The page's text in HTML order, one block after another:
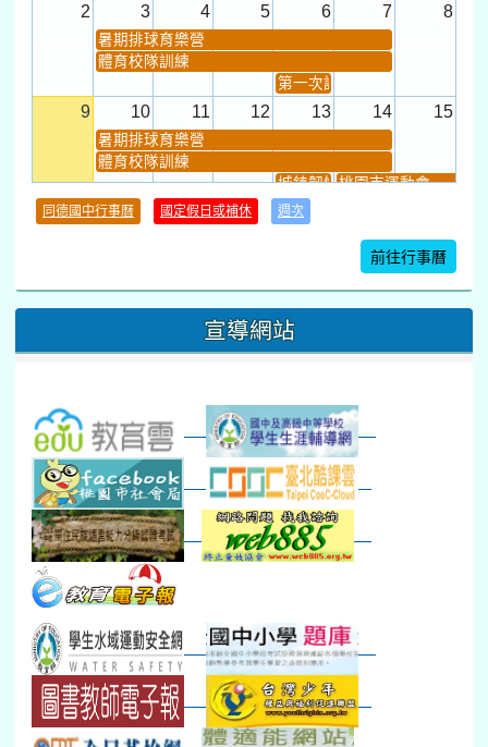
2 3 4 5 6 7 8
暑期排球育樂營
體育校隊訓練
第一次課發會 (12:30~)
9 10 11 12 13 14 15
暑期排球育樂營
體育校隊訓練
城鎮韌性(防空)演習
桃園市運動會
暑期體育育樂營結束
21 22
桃園市運動會
數感實驗夏令營(整天)
新生智力測驗補測(...
下午-新進教師研習
教師備課會議
新生訓練(整天)新生訓練(~12:00)
下午-校務會議14:00-
八九年級返校8-9
防災演練工作分配及...
30 31 2 3
本週_健康檢查週各班器材負責人訓練
發放班級書箱及晨讀...
技藝教育學程說明會...
12:30幹部訓練七年級新生健檢
本週_友善校園週收學生證、換補教科...
本週_圖書館開放借...
開學日
第一週
超額比序暨免試入學...
同德國中行事曆 國定假日或補休 週次
前往行事曆
宣導網站